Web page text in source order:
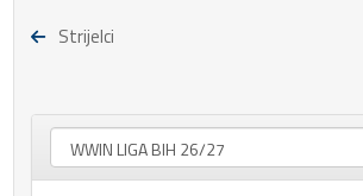
Strijelci